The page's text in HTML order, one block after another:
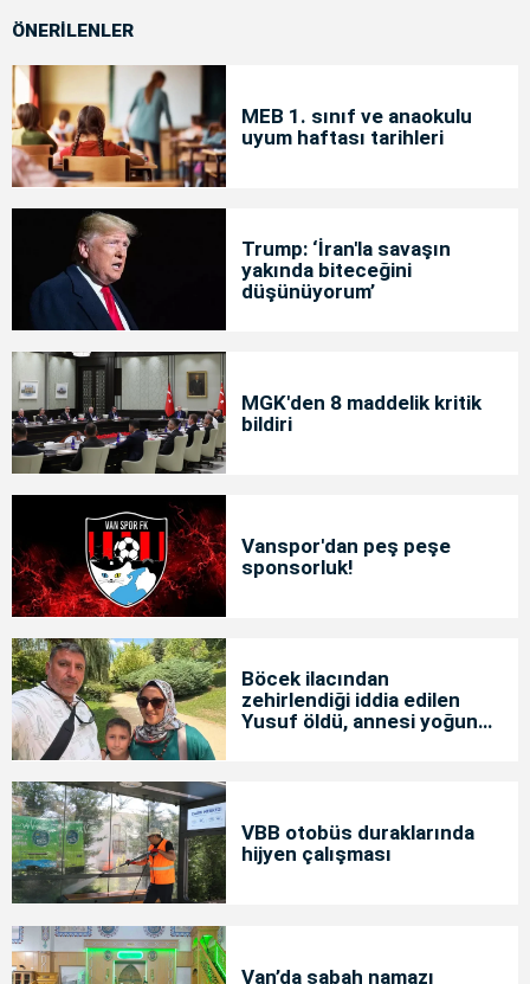
ÖNERİLENLER
MEB 1. sınıf ve anaokulu
uyum haftası tarihleri
Trump: ‘İran'la savaşın
yakında biteceğini
düşünüyorum’
MGK'den 8 maddelik kritik
bildiri
Vanspor'dan peş peşe
sponsorluk!
Böcek ilacından
zehirlendiği iddia edilen
Yusuf öldü, annesi yoğun
VBB otobüs duraklarında
hijyen çalışması
Van’da sabah namazı